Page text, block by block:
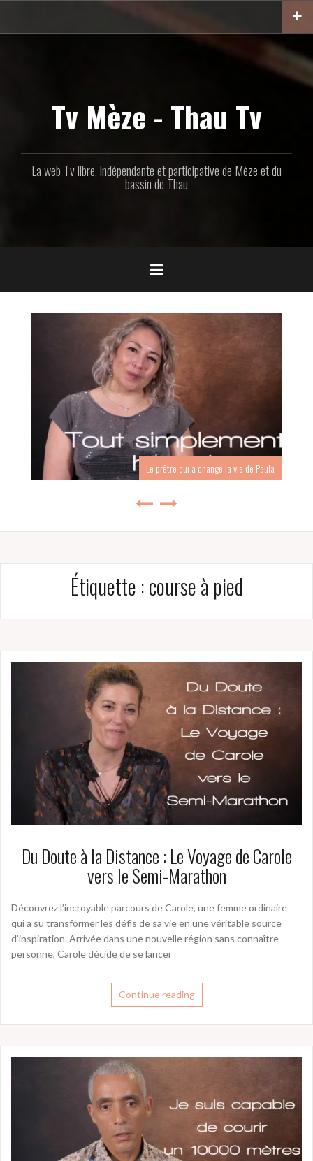
contenu
Tv Mèze - Thau Tv
La web Tv libre, indépendante et participative de Mèze et du
bassin de Thau
Le prêtre qui a changé la vie de Paula
Étiquette :course à pied
Du Doute à la Distance : Le Voyage de Carole
vers le Semi-Marathon
Découvrez l’incroyable parcours de Carole, une femme ordinaire
qui a su transformer les défis de sa vie en une véritable source
d’inspiration. Arrivée dans une nouvelle région sans connaître
personne, Carole décide de se lancer
Continue reading